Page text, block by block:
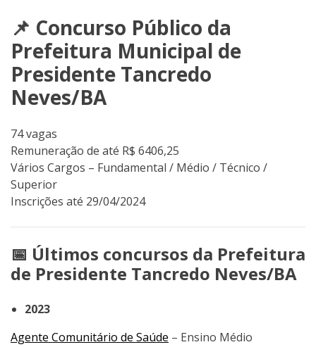
📌 Concurso Público da
Prefeitura Municipal de
Presidente Tancredo
Neves/BA
74 vagas
Remuneração de até R$ 6406,25
Vários Cargos – Fundamental / Médio / Técnico /
Superior
Inscrições até 29/04/2024
📅 Últimos concursos da Prefeitura
de Presidente Tancredo Neves/BA
2023
Agente Comunitário de Saúde – Ensino Médio